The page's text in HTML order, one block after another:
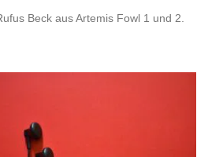
Beck aus Artemis Fowl 1 und 2.